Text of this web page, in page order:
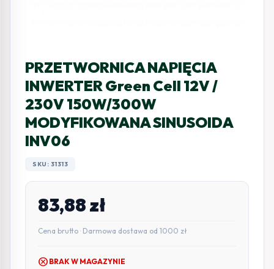
PRZETWORNICA NAPIĘCIA
INWERTER Green Cell 12V /
230V 150W/300W
MODYFIKOWANA SINUSOIDA
INV06
SKU: 31313
83,88zł
Cena brutto · Darmowa dostawa od 1000 zł
cancel BRAK W MAGAZYNIE